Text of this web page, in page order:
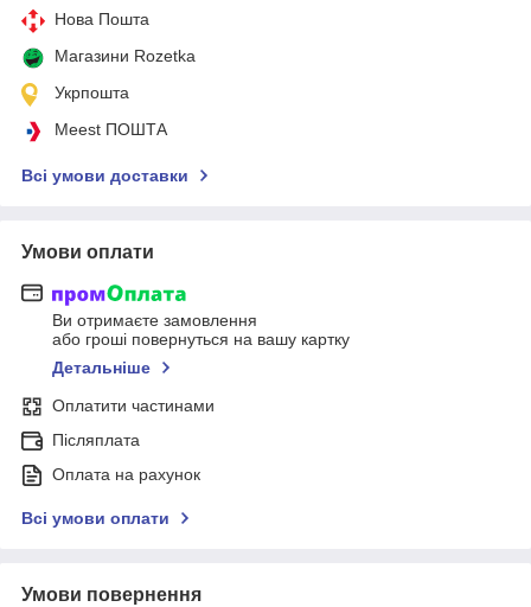
Нова Пошта
Магазини Rozetka
Укрпошта
Meest ПОШТА
Всі умови доставки
Умови оплати
Ви отримаєте замовлення
або гроші повернуться на вашу картку
Детальніше
Оплатити частинами
Післяплата
Оплата на рахунок
Всі умови оплати
Умови повернення